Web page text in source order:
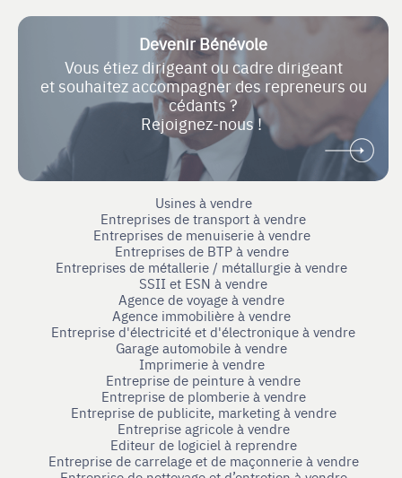
Devenir Bénévole
Vous étiez dirigeant ou cadre dirigeant
et souhaitez accompagner des repreneurs ou
cédants ?
Rejoignez-nous !
Usines à vendre
Entreprises de transport à vendre
Entreprises de menuiserie à vendre
Entreprises de BTP à vendre
Entreprises de métallerie / métallurgie à vendre
SSII et ESN à vendre
Agence de voyage à vendre
Agence immobilière à vendre
Entreprise d'électricité et d'électronique à vendre
Garage automobile à vendre
Imprimerie à vendre
Entreprise de peinture à vendre
Entreprise de plomberie à vendre
Entreprise de publicite, marketing à vendre
Entreprise agricole à vendre
Editeur de logiciel à reprendre
Entreprise de carrelage et de maçonnerie à vendre